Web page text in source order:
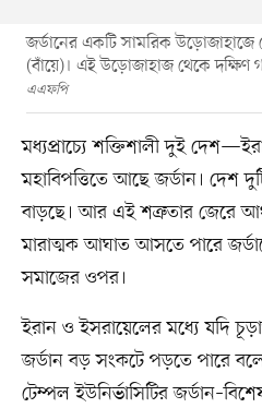
জর্ডানের একটি সামরিক উড়োজাহাজে
(বাঁয়ে)। এই উড়োজাহাজ থেকে দক্ষিণ
এএফপি
মধ্যপ্রাচ্যে শক্তিশালী দুই
মহাবিপত্তিতে আছে জর্ডান। দেশ
বাড়ছে। আর এই শত্রুতার জেরে
মারাত্মক আঘাত আসতে পারে
সমাজের ওপর।
ইরান ও ইসরায়েলের মধ্যে যদি
জর্ডান বড় সংকটে পড়তে পারে বলে
টেম্পল ইউনির্ভাসিটির